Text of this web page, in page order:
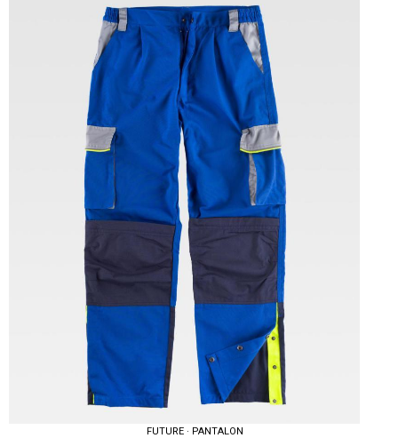
Tallas: 36, 37, 38, 39, 40, 41, 42, 43, 44, 45, 46, 47
FUTURE · PANTALON